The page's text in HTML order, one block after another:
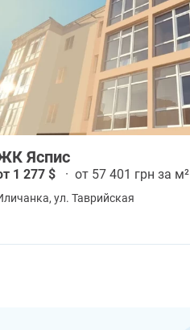
Яспис
1 277 $ · от 57 401 грн за м²
, ул. Таврийская